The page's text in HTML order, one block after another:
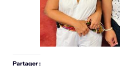
Partager :